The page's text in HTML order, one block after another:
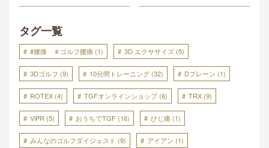
タグ一覧
#腰痛 ＃ゴルフ腰痛 (1) 3D エクササイズ (5)
3Dゴルフ (9) 10分間トレーニング (32) Dプレーン (1)
ROTEX (4) TGFオンラインショップ(6) TRX (9)
ViPR (5) おうちでTGF (16) ひじ痛 (1)
みんなのゴルフダイジェスト (9) アイアン (1)